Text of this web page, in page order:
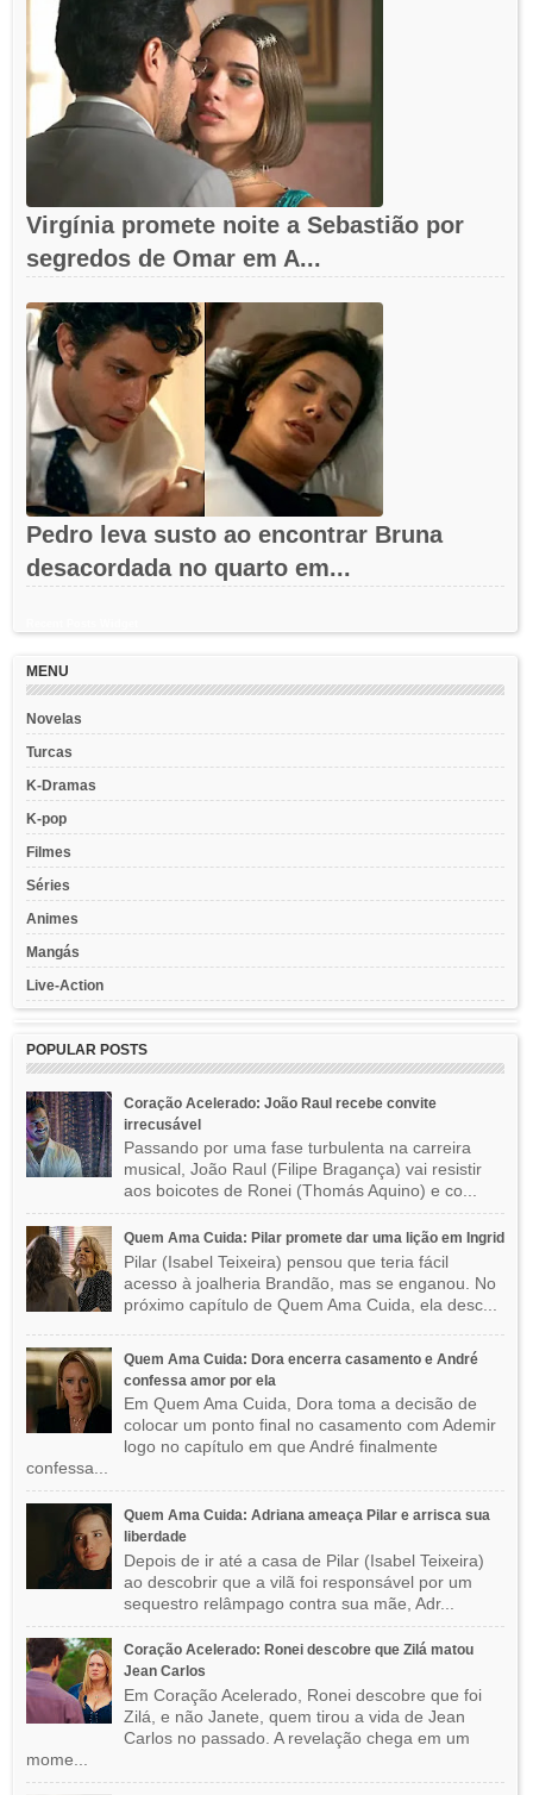
Virgínia promete noite a Sebastião por
segredos de Omar em A...
Pedro leva susto ao encontrar Bruna
desacordada no quarto em...
MENU
Novelas
Turcas
K-Dramas
K-pop
Filmes
Séries
Animes
Mangás
Live-Action
POPULAR POSTS
Coração Acelerado: João Raul recebe convite
irrecusável
Passando por uma fase turbulenta na carreira
musical, João Raul (Filipe Bragança) vai resistir
aos boicotes de Ronei (Thomás Aquino) e co...
Quem Ama Cuida: Pilar promete dar uma lição em Ingrid
Pilar (Isabel Teixeira) pensou que teria fácil
acesso à joalheria Brandão, mas se enganou. No
próximo capítulo de Quem Ama Cuida, ela desc...
Quem Ama Cuida: Dora encerra casamento e André
confessa amor por ela
Em Quem Ama Cuida, Dora toma a decisão de
colocar um ponto final no casamento com Ademir
logo no capítulo em que André finalmente
confessa...
Quem Ama Cuida: Adriana ameaça Pilar e arrisca sua
liberdade
Depois de ir até a casa de Pilar (Isabel Teixeira)
ao descobrir que a vilã foi responsável por um
sequestro relâmpago contra sua mãe, Adr...
Coração Acelerado: Ronei descobre que Zilá matou
Jean Carlos
Em Coração Acelerado, Ronei descobre que foi
Zilá, e não Janete, quem tirou a vida de Jean
Carlos no passado. A revelação chega em um
mome...